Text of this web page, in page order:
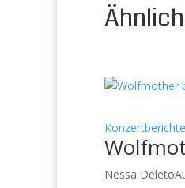
Konzertberichte
Nessa Deleto